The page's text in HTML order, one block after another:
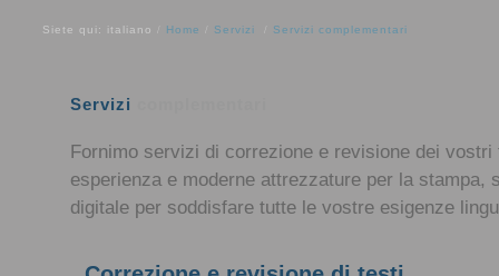
Siete qui: italiano Home Servizi Servizi complementari
Servizi
Fornimo servizi di correzione e revisione dei vostri
esperienza e moderne attrezzature per la stampa,
digitale per soddisfare tutte le vostre esigenze